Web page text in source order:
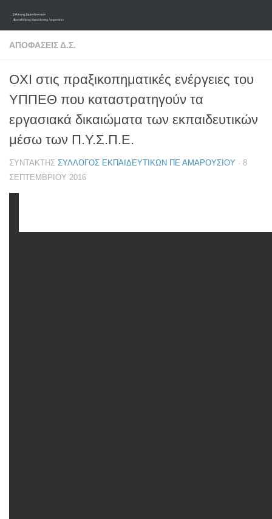
Skip to content
ΑΠΟΦΆΣΕΙΣ Δ.Σ.
ΟΧΙ στις πραξικοπηματικές ενέργειες του
ΥΠΠΕΘ που καταστρατηγούν τα
εργασιακά δικαιώματα των εκπαιδευτικών
μέσω των Π.Υ.Σ.Π.Ε.
ΣΥΝΤΆΚΤΗΣ ΣΎΛΛΟΓΟΣ ΕΚΠΑΙΔΕΥΤΙΚΏΝ ΠΕ ΑΜΑΡΟΥΣΊΟΥ · 8
ΣΕΠΤΕΜΒΡΊΟΥ 2016